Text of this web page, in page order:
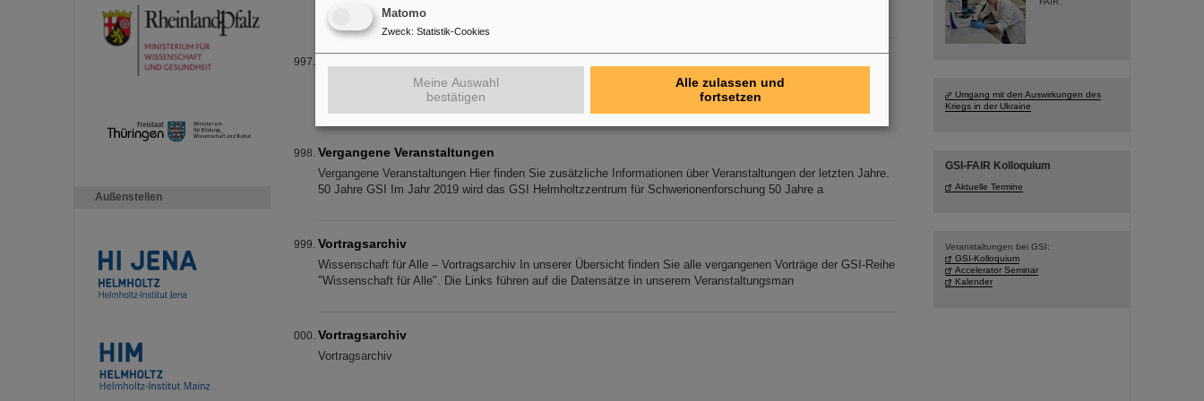
Außenstellen
Dezember fand das GSI #ScienceTweetup in Darmstadt statt. Als erste Besuchergruppe, seit der Inbetriebnah
Tag der offenen Tür bei FAIR und GSI Besuchen Sie uns und erleben Sie das Universum im Labor!
Beschleuniger und Experimente von GSI und FAIR öffnen ihre Pforten für die Öffentlichkeit. Die zukünftige
Vergangene Veranstaltungen
Vergangene Veranstaltungen Hier finden Sie zusätzliche Informationen über Veranstaltungen der letzten Jahre.
50 Jahre GSI Im Jahr 2019 wird das GSI Helmholtzzentrum für Schwerionenforschung 50 Jahre a
Vortragsarchiv
Wissenschaft für Alle – Vortragsarchiv In unserer Übersicht finden Sie alle vergangenen Vorträge der GSI-Reihe
"Wissenschaft für Alle". Die Links führen auf die Datensätze in unserem Veranstaltungsman
Vortragsarchiv
Vortragsarchiv
Umgang mit den Auswirkungen des
Kriegs in der Ukraine
GSI-FAIR Kolloquium
Aktuelle Termine
Veranstaltungen bei GSI:
GSI-Kolloquium
Accelerator Seminar
Kalender
Matomo
Zweck: Statistik-Cookies
Meine Auswahl
bestätigen
Alle zulassen und
fortsetzen